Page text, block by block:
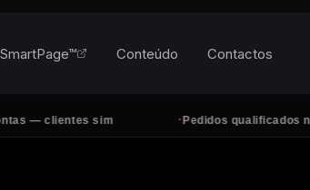
sim Pedidos qualificados no
SmartPage™ Conteúdo Contactos